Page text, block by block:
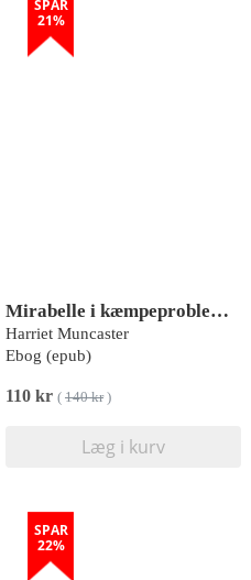
SPAR
21%
Mirabelle i kæmpeproblemer
Harriet Muncaster
Ebog (epub)
110 kr ( 140 kr)
Læg i kurv
SPAR
22%